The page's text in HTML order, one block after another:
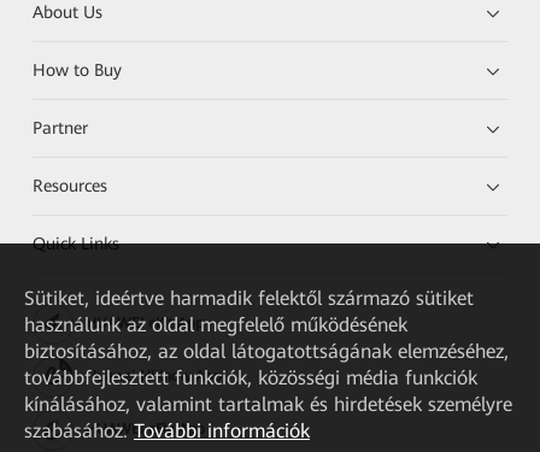
About Us
How to Buy
Partner
Resources
Quick Links
HUAWEI eKit App
Huawei HiKnow App
HUAWEI eFly App
Sütiket, ideértve harmadik felektől származó sütiket
használunk az oldal megfelelő működésének
biztosításához, az oldal látogatottságának elemzéséhez,
továbbfejlesztett funkciók, közösségi média funkciók
kínálásához, valamint tartalmak és hirdetések személyre
szabásához. További információk